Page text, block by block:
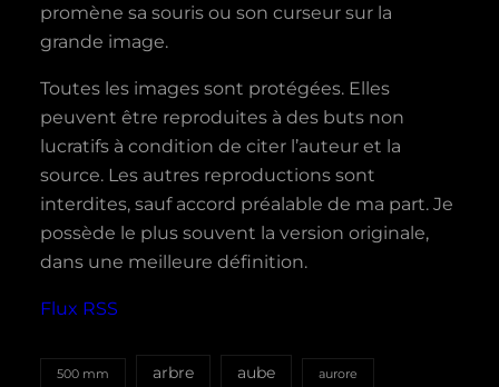
promène sa souris ou son curseur sur la
grande image.
Toutes les images sont protégées. Elles
peuvent être reproduites à des buts non
lucratifs à condition de citer l’auteur et la
source. Les autres reproductions sont
interdites, sauf accord préalable de ma part. Je
possède le plus souvent la version originale,
dans une meilleure définition.
Flux RSS
500 mm arbre aube aurore